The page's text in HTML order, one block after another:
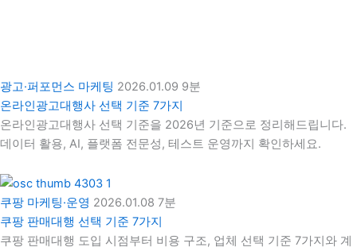
광고·퍼포먼스 마케팅 2026.01.09 9분
온라인광고대행사 선택 기준 7가지
온라인광고대행사 선택 기준을 2026년 기준으로 정리해드립니다.
데이터 활용, AI, 플랫폼 전문성, 테스트 운영까지 확인하세요.
쿠팡 마케팅·운영 2026.01.08 7분
쿠팡 판매대행 선택 기준 7가지
쿠팡 판매대행 도입 시점부터 비용 구조, 업체 선택 기준 7가지와 계